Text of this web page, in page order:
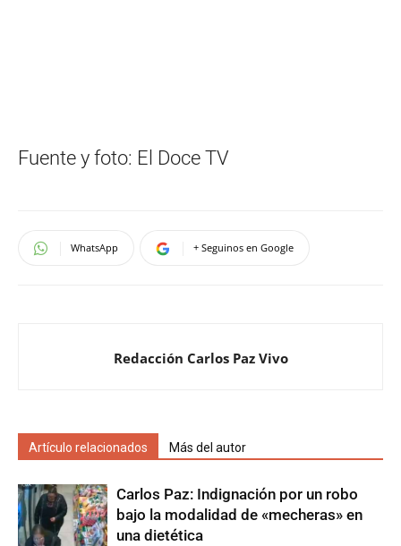
Fuente y foto: El Doce TV
WhatsApp + Seguinos en Google
Redacción Carlos Paz Vivo
Artículo relacionados Más del autor
Carlos Paz: Indignación por un robo
bajo la modalidad de «mecheras» en
una dietética